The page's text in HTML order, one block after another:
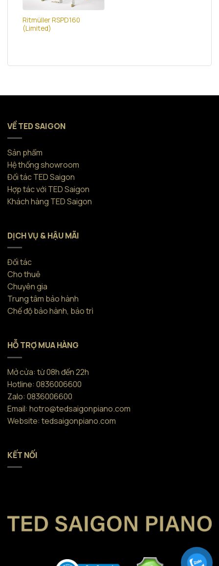
Ritmüller RSPD160
(Limited)
VỀ TED SAIGON
Sản phẩm
Hệ thống showroom
Đối tác TED Saigon
Hợp tác với TED Saigon
Khách hàng TED Saigon
DỊCH VỤ & HẬU MÃI
Đối tác
Cho thuê
Chuyên gia
Trung tâm bảo hành
Chế độ bảo hành, bảo trì
HỖ TRỢ MUA HÀNG
Mở cửa: từ 08h đến 22h
Hotline: 0836006600
Zalo: 0836006600
Email: hotro@tedsaigonpiano.com
Website: tedsaigonpiano.com
KẾT NỐI